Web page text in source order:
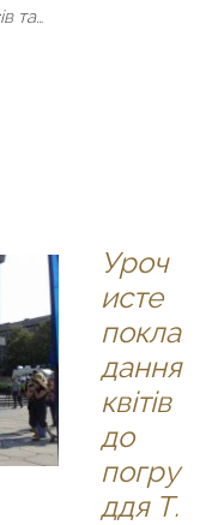
та…
Уроч
исте
покла
дання
квітів
до
погру
ддя Т.